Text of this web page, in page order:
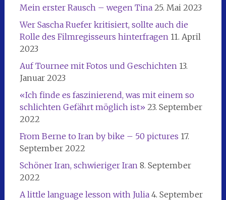
Mein erster Rausch – wegen Tina 25. Mai 2023
Wer Sascha Ruefer kritisiert, sollte auch die
Rolle des Filmregisseurs hinterfragen 11. April
2023
Auf Tournee mit Fotos und Geschichten 13.
Januar 2023
«Ich finde es faszinierend, was mit einem so
schlichten Gefährt möglich ist» 23. September
2022
From Berne to Iran by bike – 50 pictures 17.
September 2022
Schöner Iran, schwieriger Iran 8. September
2022
A little language lesson with Julia 4. September